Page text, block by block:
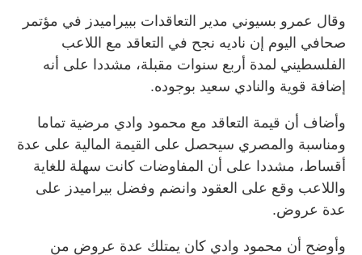
وقال عمرو بسيوني مدير التعاقدات ببيراميدز في مؤتمر
صحافي اليوم إن ناديه نجح في التعاقد مع اللاعب
الفلسطيني لمدة أربع سنوات مقبلة، مشددا على أنه
إضافة قوية والنادي سعيد بوجوده.
وأضاف أن قيمة التعاقد مع محمود وادي مرضية تماما
ومناسبة والمصري سيحصل على القيمة المالية على عدة
أقساط، مشددا على أن المفاوضات كانت سهلة للغاية
واللاعب وقع على العقود وانضم وفضل بيراميدز على
عدة عروض.
وأوضح أن محمود وادي كان يمتلك عدة عروض من